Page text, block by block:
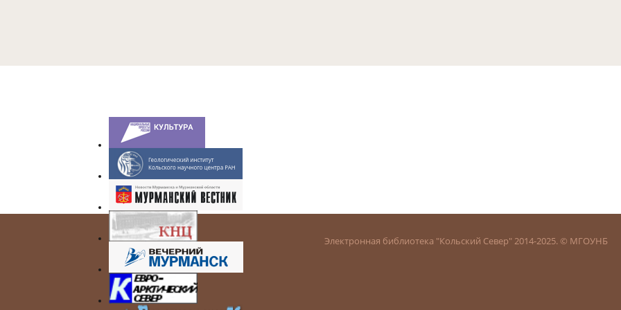
Электронная библиотека "Кольский Север" 2014-2025. © МГОУНБ